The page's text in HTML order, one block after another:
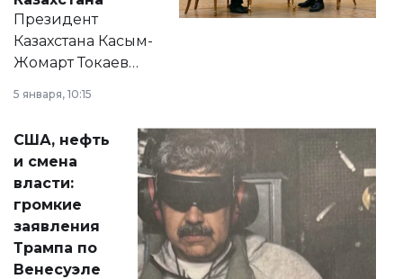
Президент
Казахстана Касым-
Жомарт Токаев
сразу несколько
актуальных тем —
от слухов о
политических
реформах до
вопросов армии,
экономики и
личного здоровья.
5 января, 10:15
США, нефть
и смена
власти:
громкие
заявления
Трампа по
Венесуэле